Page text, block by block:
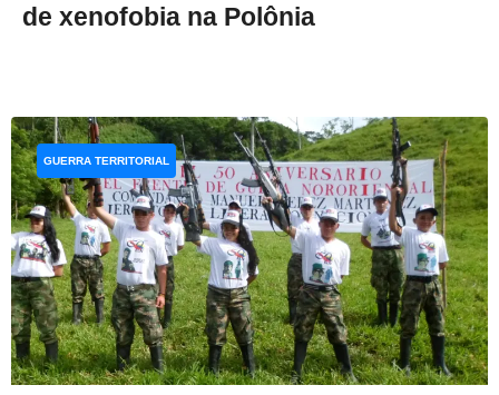
de xenofobia na Polônia
GUERRA TERRITORIAL